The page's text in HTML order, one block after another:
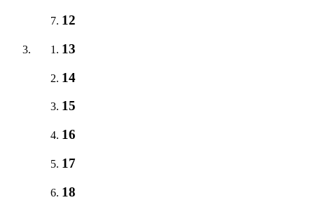
12
13
14
15
16
17
18